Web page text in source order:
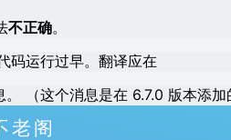
不正确。
码运行过早。翻译应在
。 （这个消息是在 6.7.0 版本添
老阁